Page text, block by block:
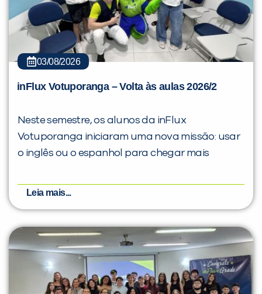
03/08/2026
inFlux Votuporanga – Volta às aulas 2026/2
Neste semestre, os alunos da inFlux
Votuporanga iniciaram uma nova missão: usar
o inglês ou o espanhol para chegar mais
Leia mais...